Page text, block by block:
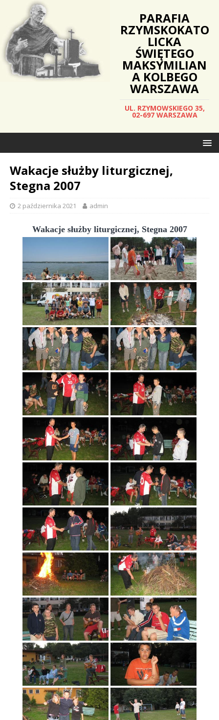
PARAFIA
RZYMSKOKATO
LICKA
ŚWIĘTEGO
MAKSYMILIAN
A KOLBEGO
WARSZAWA
UL. RZYMOWSKIEGO 35,
02-697 WARSZAWA
Wakacje służby liturgicznej,
Stegna 2007
2 października 2021 admin
Wakacje służby liturgicznej, Stegna 2007